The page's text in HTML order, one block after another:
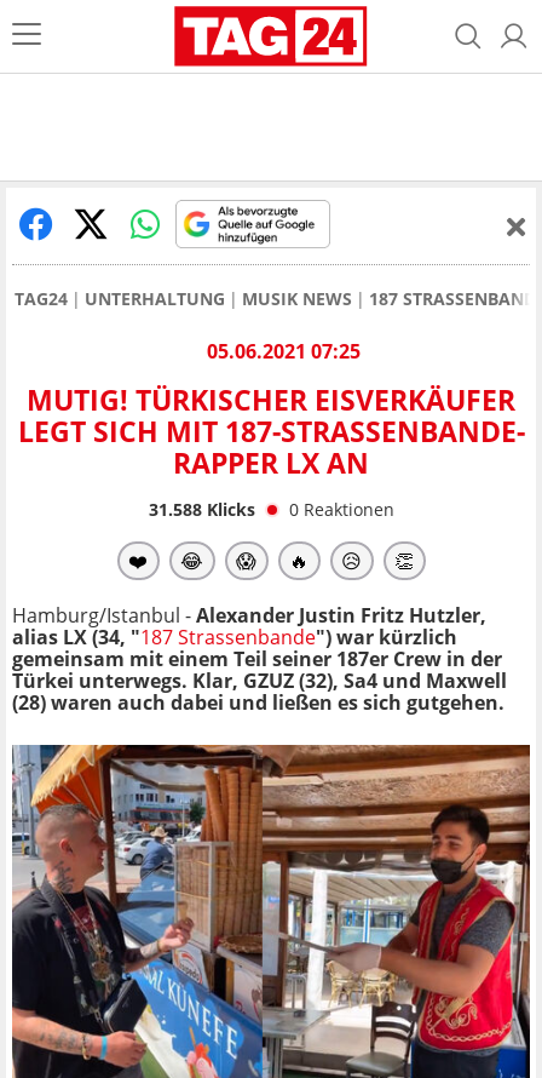
TAG24 UNTERHALTUNG MUSIK NEWS 187
05.06.2021 07:25
MUTIG! TÜRKISCHER EISVERKÄUFER
LEGT SICH MIT 187-STRASSENBANDE-
RAPPER LX AN
31.588Klicks 0 Reaktionen
❤️ 😂 😱 🔥 😥 👏
Hamburg/Istanbul -Alexander Justin Fritz Hutzler,
alias LX (34, "187 Strassenbande") war kürzlich
gemeinsam mit einem Teil seiner 187er Crew in der
Türkei unterwegs. Klar, GZUZ (32), Sa4 und Maxwell
(28) waren auch dabei und ließen es sich gutgehen.